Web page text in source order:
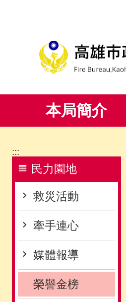
本局簡介
:::
民力園地
救災活動
牽手連心
媒體報導
榮譽金榜